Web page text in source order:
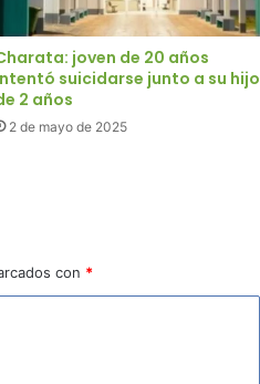
joven de 20 años
suicidarse junto a su hijo
2 años
2 de mayo de 2025
con *